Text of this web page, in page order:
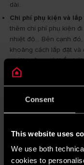
Consent
This website uses
We use both
cookies to
dài.
Chi phí phụ kiện và
thêm chi phí phụ kiện
nhiệt độ... Bên cạnh
khoảng cách lắp đặt
phí thi công có thể phát